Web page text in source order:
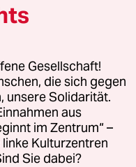
auf
und
angesehenes
sich auch daran,
Wohnräume
gehen, wirkt
bedrohlicher.
Gesellschaft!
die sich gegen
unsere Solidarität.
aus
im Zentrum“ –
Kulturzentren
Sie dabei?